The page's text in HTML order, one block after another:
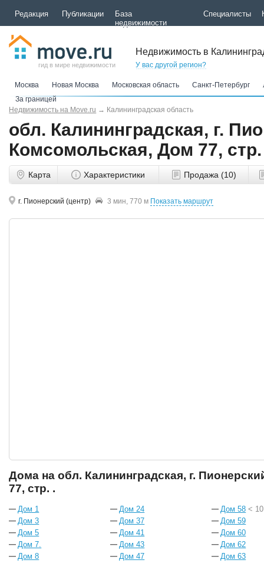
Редакция Публикации
База
недвижимости
Специалисты
гид в мире недвижимости
Недвижимость в
У вас другой регион?
Москва Новая Москва Московская область Санкт-Петербург
За границей
Недвижимость на Move.ru → Калининградская область
обл. Калининградская, г.
Комсомольская, Дом 77,
Карта Характеристики Продажа (10)
г. Пионерский (центр) 3 мин, 770 м Показать маршрут
Дома на обл. Калининградская, г.
77, стр. .
Дом 1
Дом 3
Дом 5
Дом 7.
Дом 8
Дом 24
Дом 37
Дом 41
Дом 43
Дом 47
Дом 58 < 10
Дом 59
Дом 60
Дом 62
Дом 63